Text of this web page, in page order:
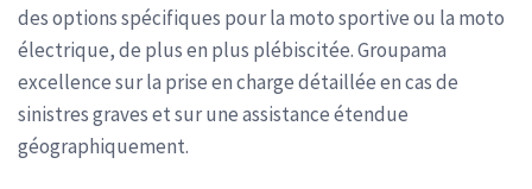
des options spécifiques pour la moto sportive ou la moto
électrique, de plus en plus plébiscitée. Groupama
excellence sur la prise en charge détaillée en cas de
sinistres graves et sur une assistance étendue
géographiquement.